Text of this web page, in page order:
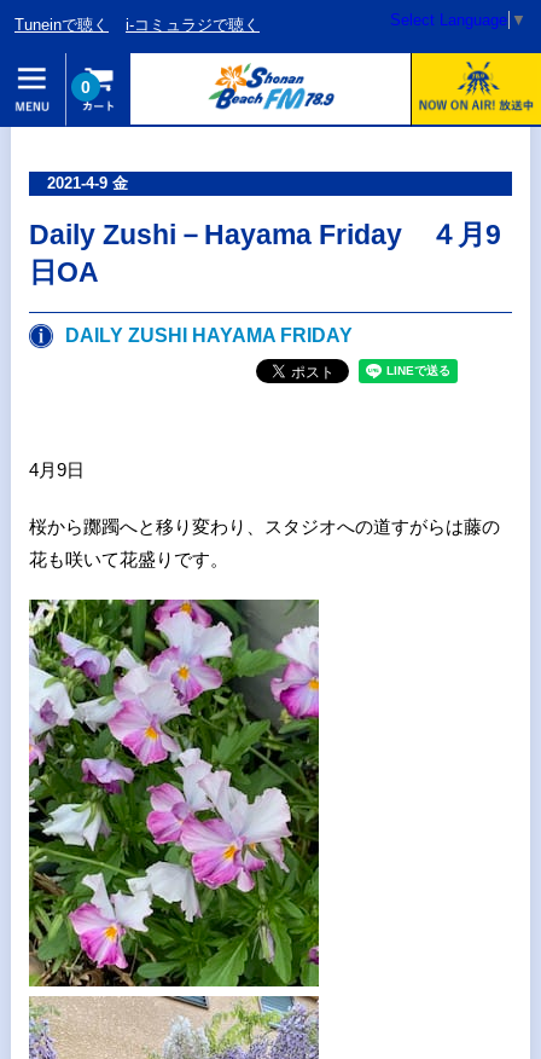
Tuneinで聴く i-コミュラジで聴く Select Language ▼
0
2021-4-9 金
Daily Zushi－Hayama Friday ４月9
日OA
DAILY ZUSHI HAYAMA FRIDAY
4月9日
桜から躑躅へと移り変わり、スタジオへの道すがらは藤の
花も咲いて花盛りです。